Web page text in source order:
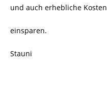
und auch erhebliche Kosten
einsparen.
Stauni